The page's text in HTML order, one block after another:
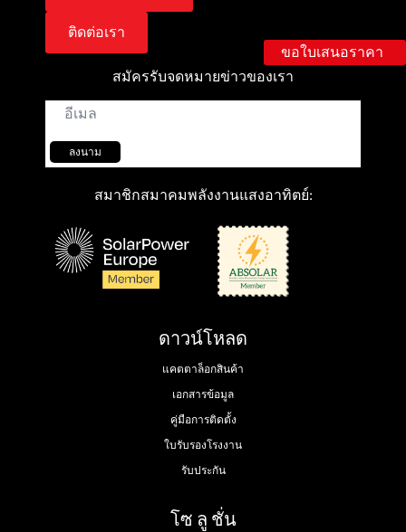
ขอใบเสนอราคา
โซ ลู ชั่น
ดาวน์โหลด
แคตตาล็อกสินค้า
เอกสารข้อมูล
คู่มือการติดตั้ง
ใบรับรองโรงงาน
รับประกัน
ติดต่อเรา
สมัครรับจดหมายข่าวของเรา
อีเมล์
ลงนาม
สมาชิกสมาคมพลังงานแสงอาทิตย์: